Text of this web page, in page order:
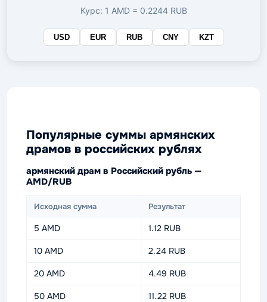
Курс: 1 AMD = 0.2244 RUB
USD EUR RUB CNY KZT
Популярные суммы армянских
драмов в российских рублях
армянский драм в Российский рубль —
AMD/RUB
Исходная сумма Результат
5 AMD 1.12 RUB
10 AMD 2.24 RUB
20 AMD 4.49 RUB
50 AMD 11.22 RUB